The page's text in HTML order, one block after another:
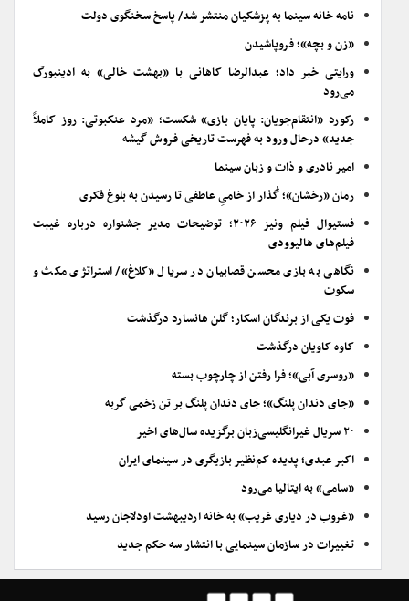
نامه خانه سینما به پزشکیان منتشر شد/ پاسخ سخنگوی دولت
«زن و بچه»؛ فروپاشیدن
ورایتی خبر داد؛ عبدالرضا کاهانی با «بهشت خالی» به ادینبورگ
می‌رود
رکورد «انتقام‌جویان: پایان بازی» شکست؛ «مرد عنکبوتی: روز کاملاً
جدید» درحال ورود به فهرست تاریخی فروش گیشه
امیر نادری و ذات و زبان سینما
رمان «رخشان»؛ گُذار از خامیِ عاطفی تا رسیدن به بلوغ فکری
فستیوال فیلم ونیز ۲۰۲۶؛ توضیحات مدیر جشنواره درباره غیبت
فیلم‌های هالیوودی
نگاهی به بازی محسن قصابیان در سریال «کلاغ»/ استراتژی مکث و
سکوت
فوت یکی از برندگان اسکار؛ گلن هانسارد درگذشت
کاوه کاویان درگذشت
«روسری آبی»؛ فرا رفتن از چارچوب بسته
«جای دندان پلنگ»؛ جای دندان پلنگ بر تن زخمی گربه
۲۰ سریال غیرانگلیسی‌زبان برگزیده سال‌های اخیر
اکبر عبدی؛ پدیده کم‌نظیر بازیگری در سینمای ایران
«سامی» به ایتالیا می‌رود
«غروب در دیاری غریب» به خانه اردیبهشت اودلاجان رسید
تغییرات در سازمان سینمایی با انتشار سه حکم جدید